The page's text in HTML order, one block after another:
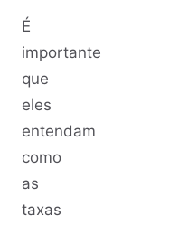
É
importante
que
eles
entendam
como
as
taxas